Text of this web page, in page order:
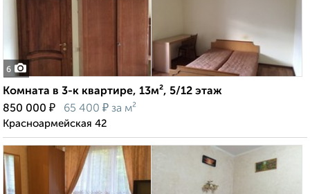
6
Комната в 3-к квартире, 13м², 5/12 этаж
850 000 ₽ 65 400 ₽ за м²
Красноармейская 42